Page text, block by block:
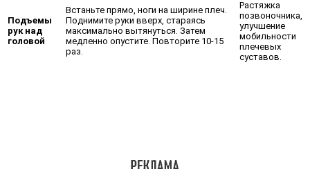
Подъемы
рук над
головой
Встаньте прямо, ноги на ширине плеч.
Поднимите руки вверх, стараясь
максимально вытянуться. Затем
медленно опустите. Повторите 10-15
раз.
Растяжка
позвоночника,
улучшение
мобильности
плечевых
суставов.